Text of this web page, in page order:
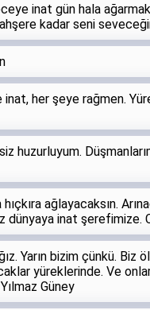
inat gün hala
kadar seni
her şeye rağmen.
huzurluyum.
ağlayacaksın.
dünyaya inat şerefimize.
Yarın bizim çünkü. Biz
yüreklerinde. Ve
Güney